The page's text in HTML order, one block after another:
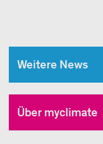
Weitere News
Über myclimate